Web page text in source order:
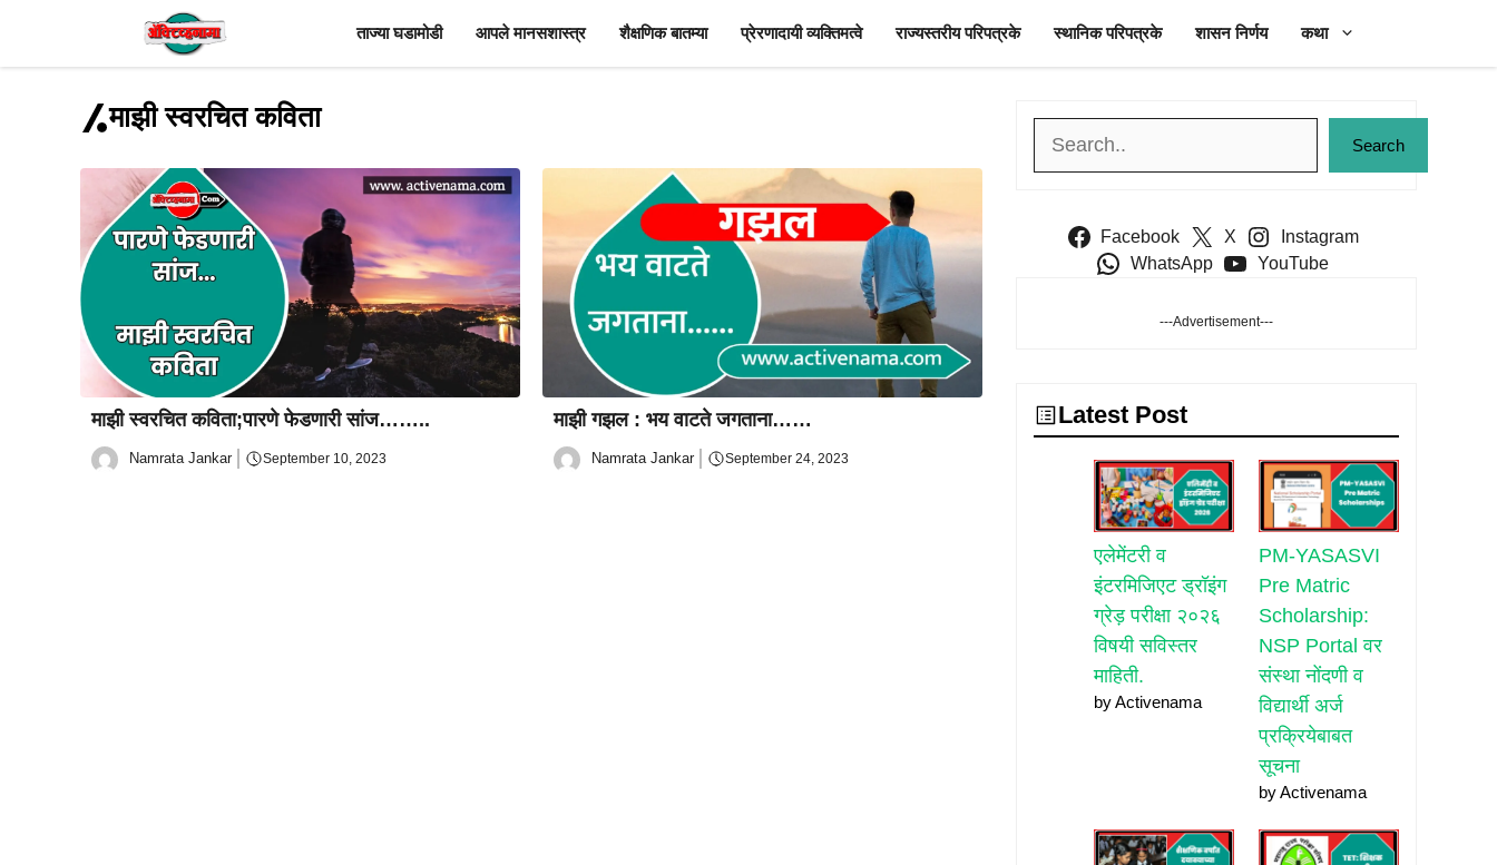
content
ताज्या घडामोडी आपले मानसशास्त्र शैक्षणिक बातम्या प्रेरणादायी व्यक्तिमत्वे राज्यस्तरीय परिपत्रके स्थानिक परिपत्रके शासन निर्णय कथा
माझी स्वरचित कविता
माझी स्वरचित कविता;पारणे फेडणारी सांज……..
Namrata Jankar September 10, 2023
माझी गझल : भय वाटते जगताना……
Namrata Jankar September 24, 2023
Search
Facebook X
Instagram
WhatsApp
YouTube
---Advertisement---
Latest Post
एलेमेंटरी व
इंटरमिजिएट ड्रॉइंग
ग्रेड़ परीक्षा २०२६
विषयी सविस्तर
माहिती.
by Activenama
PM-YASASVI
Pre Matric
Scholarship:
NSP Portal वर
संस्था नोंदणी व
विद्यार्थी अर्ज
प्रक्रियेबाबत
सूचना
by Activenama